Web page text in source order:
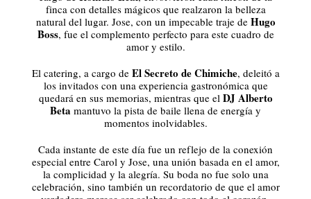
finca con detalles mágicos que realzaron la belleza
natural del lugar. Jose, con un impecable traje de Hugo
Boss, fue el complemento perfecto para este cuadro de
amor y estilo.
El catering, a cargo de El Secreto de Chimiche, deleitó a
los invitados con una experiencia gastronómica que
quedará en sus memorias, mientras que el DJ Alberto
Beta mantuvo la pista de baile llena de energía y
momentos inolvidables.
Cada instante de este día fue un reflejo de la conexión
especial entre Carol y Jose, una unión basada en el amor,
la complicidad y la alegría. Su boda no fue solo una
celebración, sino también un recordatorio de que el amor